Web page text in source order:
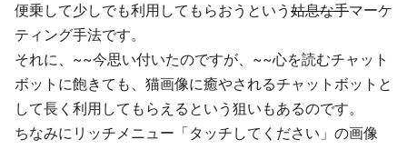
便乗して少しでも利用してもらおうという 姑息な手マーケ
ティング手法です。
それに、~~今思い付いたのですが、~~心を読むチャット
ボットに飽きても、猫画像に癒やされるチャットボットと
して長く利用してもらえるという狙いもあるのです。
ちなみにリッチメニュー「タッチしてください」の画像